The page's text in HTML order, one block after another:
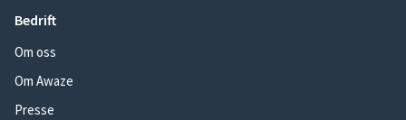
Bedrift
Om oss
Om Awaze
Presse